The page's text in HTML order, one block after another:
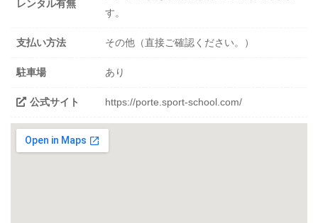
レンタル有無
す。
支払い方法 その他（直接ご確認ください。）
駐車場 あり
公式サイト https://porte.sport-school.com/